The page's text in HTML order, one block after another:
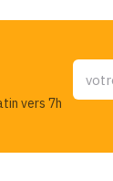
vers 7h